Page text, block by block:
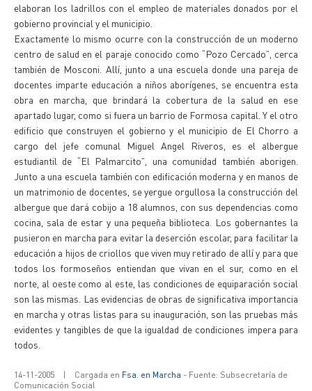
elaboran los ladrillos con el empleo de materiales donados por el
gobierno provincial y el municipio.
Exactamente lo mismo ocurre con la construcción de un moderno
centro de salud en el paraje conocido como “Pozo Cercado”, cerca
también de Mosconi. Allí, junto a una escuela donde una pareja de
docentes imparte educación a niños aborígenes, se encuentra esta
obra en marcha, que brindará la cobertura de la salud en ese
apartado lugar, como si fuera un barrio de Formosa capital. Y el otro
edificio que construyen el gobierno y el municipio de El Chorro a
cargo del jefe comunal Miguel Angel Riveros, es el albergue
estudiantil de “El Palmarcito”, una comunidad también aborigen.
Junto a una escuela también con edificación moderna y en manos de
un matrimonio de docentes, se yergue orgullosa la construcción del
albergue que dará cobijo a 18 alumnos, con sus dependencias como
cocina, sala de estar y una pequeña biblioteca. Los gobernantes la
pusieron en marcha para evitar la deserción escolar, para facilitar la
educación a hijos de criollos que viven muy retirado de allí y para que
todos los formoseños entiendan que vivan en el sur, como en el
norte, al oeste como al este, las condiciones de equiparación social
son las mismas. Las evidencias de obras de significativa importancia
en marcha y otras listas para su inauguración, son las pruebas más
evidentes y tangibles de que la igualdad de condiciones impera para
todos.
14-11-2005 | Cargada en Fsa. en Marcha - Fuente: Subsecretaría de
Comunicación Social